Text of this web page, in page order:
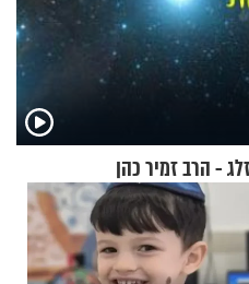
- הרב זמיר כהן